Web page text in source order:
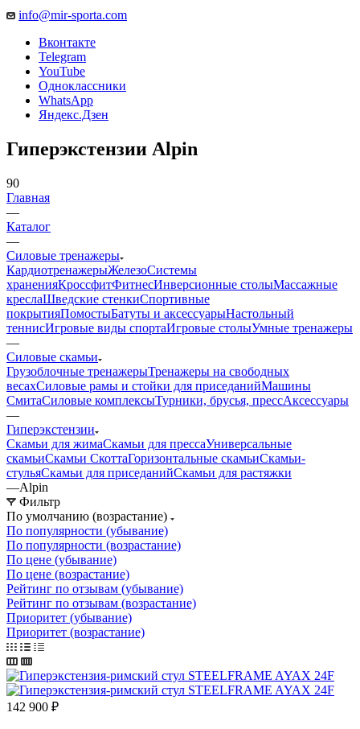
info@mir-sporta.com
Вконтакте
Telegram
YouTube
Одноклассники
WhatsApp
Яндекс.Дзен
Гиперэкстензии Alpin
90
Главная
—
Каталог
—
Силовые тренажеры
КардиотренажерыЖелезоСистемы
храненияКроссфитФитнесИнверсионные столыМассажные
креслаШведские стенкиСпортивные
покрытияПомостыБатуты и аксессуарыНастольный
теннисИгровые виды спортаИгровые столыУмные тренажеры
—
Силовые скамьи
Грузоблочные тренажерыТренажеры на свободных
весахСиловые рамы и стойки для приседанийМашины
СмитаСиловые комплексыТурники, брусья, прессАксессуары
—
Гиперэкстензии
Скамьи для жимаСкамьи для прессаУниверсальные
скамьиСкамьи СкоттаГоризонтальные скамьиСкамьи-
стульяСкамьи для приседанийСкамьи для растяжки
—Alpin
Фильтр
По умолчанию (возрастание)
По популярности (убывание)
По популярности (возрастание)
По цене (убывание)
По цене (возрастание)
Рейтинг по отзывам (убывание)
Рейтинг по отзывам (возрастание)
Приоритет (убывание)
Приоритет (возрастание)
142 900 ₽